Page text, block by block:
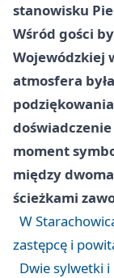
stanowisku
Wśród gości
Wojewódzkiej
atmosfera
moment
między
ścieżkami
W
zastępcę i
Dwie sylwetki i